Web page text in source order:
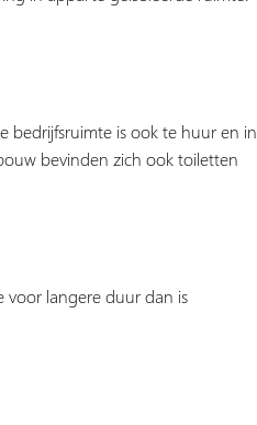
bedrijfsruimte is ook te huur en in
bevinden zich ook toiletten
voor langere duur dan is